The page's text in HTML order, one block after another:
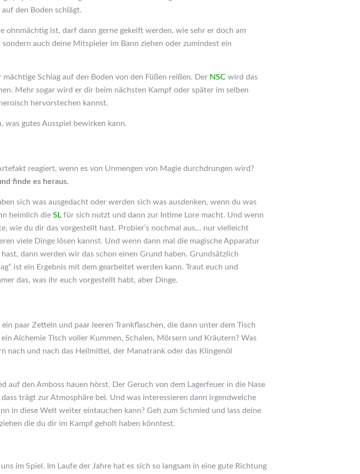
den Boden schlägt.
ohnmächtig ist, darf dann gerne gekeift werden, wie sehr er doch am
auch deine Mitspieler im Bann ziehen oder zumindest ein
Schlag auf den Boden von den Füßen reißen. Der NSC wird das
Mehr sogar wird er dir beim nächsten Kampf oder später im selben
hervorstechen kannst.
was gutes Ausspiel bewirken kann.
reagiert, wenn es von Unmengen von Magie durchdrungen wird?
finde es heraus.
sich was ausgedacht oder werden sich was ausdenken, wenn du was
heimlich die SL für sich nutzt und dann zur Intime Lore macht. Und wenn
wie du dir das vorgestellt hast. Probier’s nochmal aus… nur vielleicht
viele Dinge lösen kannst. Und wenn dann mal die magische Apparatur
dann werden wir das schon einen Grund haben. Grundsätzlich
ist ein Ergebnis mit dem gearbeitet werden kann. Traut euch und
das, was ihr euch vorgestellt habt, aber Dinge.
paar Zetteln und paar leeren Trankflaschen, die dann unter dem Tisch
Alchemie Tisch voller Kummen, Schalen, Mörsern und Kräutern? Was
nach und nach das Heilmittel, der Manatrank oder das Klingenöl
auf den Amboss hauen hörst. Der Geruch von dem Lagerfeuer in die Nase
trägt zur Atmosphäre bei. Und was interessieren dann irgendwelche
in diese Welt weiter eintauchen kann? Geh zum Schmied und lass deine
die du dir im Kampf geholt haben könntest.
im Spiel. Im Laufe der Jahre hat es sich so langsam in eine gute Richtung